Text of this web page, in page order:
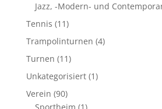
Jazz, -Modern- und
Tennis (11)
Trampolinturnen (4)
Turnen (11)
Unkategorisiert(1)
Verein (90)